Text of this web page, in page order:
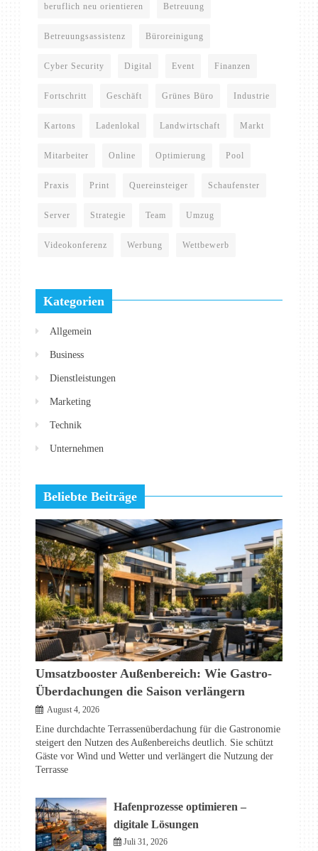
beruflich neu orientieren Betreuung
Betreuungsassistenz Büroreinigung
Cyber Security Digital Event Finanzen
Fortschritt Geschäft Grünes Büro Industrie
Kartons Ladenlokal Landwirtschaft Markt
Mitarbeiter Online Optimierung Pool
Praxis Print Quereinsteiger Schaufenster
Server Strategie Team Umzug
Videokonferenz Werbung Wettbewerb
Kategorien
Allgemein
Business
Dienstleistungen
Marketing
Technik
Unternehmen
Beliebte Beiträge
Umsatzbooster Außenbereich: Wie Gastro-
Überdachungen die Saison verlängern
August 4, 2026
Eine durchdachte Terrassenüberdachung für die Gastronomie
steigert den Nutzen des Außenbereichs deutlich. Sie schützt
Gäste vor Wind und Wetter und verlängert die Nutzung der
Terrasse
Hafenprozesse optimieren –
digitale Lösungen
Juli 31, 2026